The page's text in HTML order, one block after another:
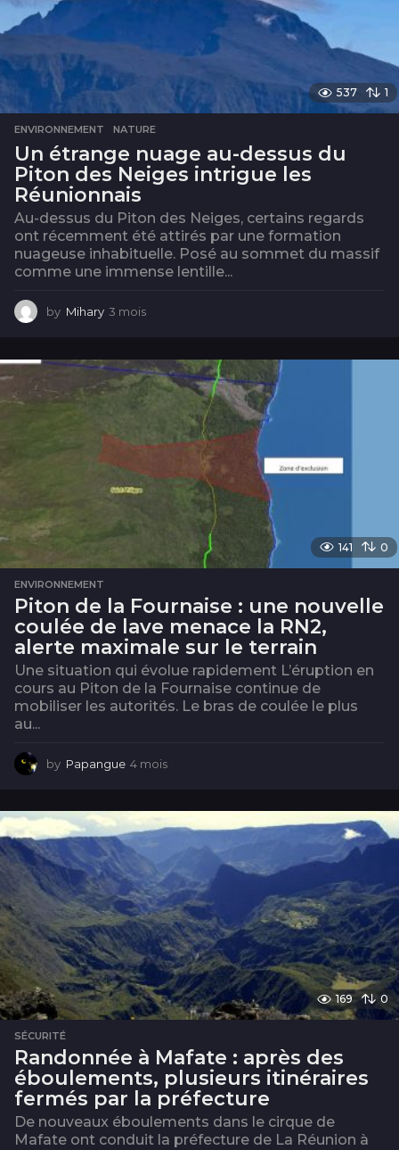
537 1
ENVIRONNEMENT ,NATURE
Un étrange nuage au-dessus du
Piton des Neiges intrigue les
Réunionnais
Au-dessus du Piton des Neiges, certains regards
ont récemment été attirés par une formation
nuageuse inhabituelle. Posé au sommet du massif
comme une immense lentille...
by Mihary 3 mois
i
s
141 0
ENVIRONNEMENT
Piton de la Fournaise : une nouvelle
coulée de lave menace la RN2,
alerte maximale sur le terrain
Une situation qui évolue rapidement L’éruption en
cours au Piton de la Fournaise continue de
mobiliser les autorités. Le bras de coulée le plus
au...
by Papangue 4 mois
i
s
169 0
SÉCURITÉ
Randonnée à Mafate : après des
éboulements, plusieurs itinéraires
fermés par la préfecture
De nouveaux éboulements dans le cirque de
Mafate ont conduit la préfecture de La Réunion à